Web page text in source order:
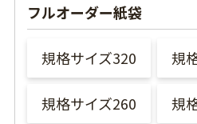
フルオーダー紙袋
規格サイズ320 規
規格サイズ260 規